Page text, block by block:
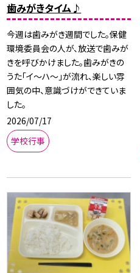
歯みがきタイム♪
今週は歯みがき週間でした。保健
環境委員会の人が、放送で歯みが
きを呼びかけました。歯みがきの
うた「イ～ハ～」が流れ、楽しい雰
囲気の中、意識づけができていま
した。
2026/07/17
学校行事